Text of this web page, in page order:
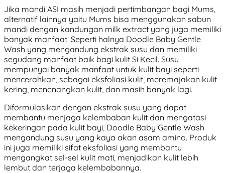
Jika mandi ASI masih menjadi pertimbangan bagi Mums,
alternatif lainnya yaitu Mums bisa menggunakan sabun
mandi dengan kandungan milk extract yang juga memiliki
banyak manfaat. Seperti halnya Doodle Baby Gentle
Wash yang mengandung ekstrak susu dan memiliki
segudang manfaat baik bagi kulit Si Kecil. Susu
mempunyai banyak manfaat untuk kulit bayi seperti
mencerahkan, sebagai eksfoliasi kulit, meremajakan kulit
kering, menenangkan kulit, dan masih banyak lagi.
Diformulasikan dengan ekstrak susu yang dapat
membantu menjaga kelembaban kulit dan mengatasi
kekeringan pada kulit bayi, Doodle Baby Gentle Wash
mengandung susu yang kaya akan asam amino. Produk
ini juga memiliki sifat eksfoliasi yang membantu
mengangkat sel-sel kulit mati, menjadikan kulit lebih
lembut dan terjaga kelembabannya.